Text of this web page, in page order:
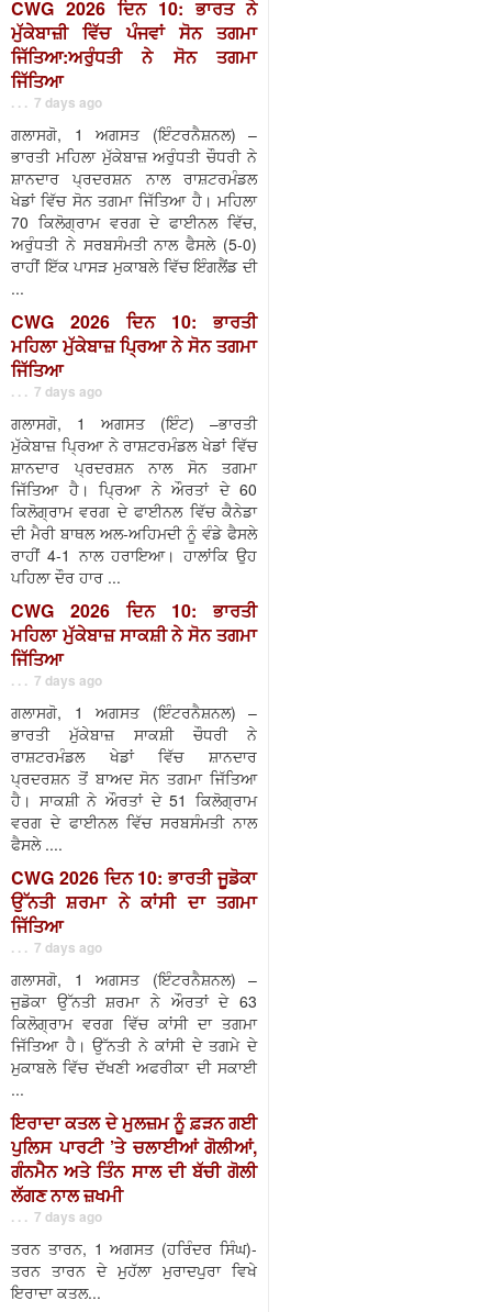
CWG 2026 ਦਿਨ 10: ਭਾਰਤ ਨੇ
ਮੁੱਕੇਬਾਜ਼ੀ ਵਿੱਚ ਪੰਜਵਾਂ ਸੋਨ ਤਗਮਾ
ਜਿੱਤਿਆ:ਅਰੁੰਧਤੀ ਨੇ ਸੋਨ ਤਗਮਾ
ਜਿੱਤਿਆ
. . . 7 days ago
ਗਲਾਸਗੋ, 1 ਅਗਸਤ (ਇੰਟਰਨੈਸ਼ਨਲ) –
ਭਾਰਤੀ ਮਹਿਲਾ ਮੁੱਕੇਬਾਜ਼ ਅਰੁੰਧਤੀ ਚੌਧਰੀ ਨੇ
ਸ਼ਾਨਦਾਰ ਪ੍ਰਦਰਸ਼ਨ ਨਾਲ ਰਾਸ਼ਟਰਮੰਡਲ
ਖੇਡਾਂ ਵਿੱਚ ਸੋਨ ਤਗਮਾ ਜਿੱਤਿਆ ਹੈ। ਮਹਿਲਾ
70 ਕਿਲੋਗ੍ਰਾਮ ਵਰਗ ਦੇ ਫਾਈਨਲ ਵਿੱਚ,
ਅਰੁੰਧਤੀ ਨੇ ਸਰਬਸੰਮਤੀ ਨਾਲ ਫੈਸਲੇ (5-0)
ਰਾਹੀਂ ਇੱਕ ਪਾਸੜ ਮੁਕਾਬਲੇ ਵਿੱਚ ਇੰਗਲੈਂਡ ਦੀ
...
CWG 2026 ਦਿਨ 10: ਭਾਰਤੀ
ਮਹਿਲਾ ਮੁੱਕੇਬਾਜ਼ ਪ੍ਰਿਆ ਨੇ ਸੋਨ ਤਗਮਾ
ਜਿੱਤਿਆ
. . . 7 days ago
ਗਲਾਸਗੋ, 1 ਅਗਸਤ (ਇੰਟ) –ਭਾਰਤੀ
ਮੁੱਕੇਬਾਜ਼ ਪ੍ਰਿਆ ਨੇ ਰਾਸ਼ਟਰਮੰਡਲ ਖੇਡਾਂ ਵਿੱਚ
ਸ਼ਾਨਦਾਰ ਪ੍ਰਦਰਸ਼ਨ ਨਾਲ ਸੋਨ ਤਗਮਾ
ਜਿੱਤਿਆ ਹੈ। ਪ੍ਰਿਆ ਨੇ ਔਰਤਾਂ ਦੇ 60
ਕਿਲੋਗ੍ਰਾਮ ਵਰਗ ਦੇ ਫਾਈਨਲ ਵਿੱਚ ਕੈਨੇਡਾ
ਦੀ ਮੈਰੀ ਬਾਥਲ ਅਲ-ਅਹਿਮਦੀ ਨੂੰ ਵੰਡੇ ਫੈਸਲੇ
ਰਾਹੀਂ 4-1 ਨਾਲ ਹਰਾਇਆ। ਹਾਲਾਂਕਿ ਉਹ
ਪਹਿਲਾ ਦੌਰ ਹਾਰ ...
CWG 2026 ਦਿਨ 10: ਭਾਰਤੀ
ਮਹਿਲਾ ਮੁੱਕੇਬਾਜ਼ ਸਾਕਸ਼ੀ ਨੇ ਸੋਨ ਤਗਮਾ
ਜਿੱਤਿਆ
. . . 7 days ago
ਗਲਾਸਗੋ, 1 ਅਗਸਤ (ਇੰਟਰਨੈਸ਼ਨਲ) –
ਭਾਰਤੀ ਮੁੱਕੇਬਾਜ਼ ਸਾਕਸ਼ੀ ਚੌਧਰੀ ਨੇ
ਰਾਸ਼ਟਰਮੰਡਲ ਖੇਡਾਂ ਵਿੱਚ ਸ਼ਾਨਦਾਰ
ਪ੍ਰਦਰਸ਼ਨ ਤੋਂ ਬਾਅਦ ਸੋਨ ਤਗਮਾ ਜਿੱਤਿਆ
ਹੈ। ਸਾਕਸ਼ੀ ਨੇ ਔਰਤਾਂ ਦੇ 51 ਕਿਲੋਗ੍ਰਾਮ
ਵਰਗ ਦੇ ਫਾਈਨਲ ਵਿੱਚ ਸਰਬਸੰਮਤੀ ਨਾਲ
ਫੈਸਲੇ ....
CWG 2026 ਦਿਨ 10: ਭਾਰਤੀ ਜੂਡੋਕਾ
ਉੱਨਤੀ ਸ਼ਰਮਾ ਨੇ ਕਾਂਸੀ ਦਾ ਤਗਮਾ
ਜਿੱਤਿਆ
. . . 7 days ago
ਗਲਾਸਗੋ, 1 ਅਗਸਤ (ਇੰਟਰਨੈਸ਼ਨਲ) –
ਜੁਡੋਕਾ ਉੱਨਤੀ ਸ਼ਰਮਾ ਨੇ ਔਰਤਾਂ ਦੇ 63
ਕਿਲੋਗ੍ਰਾਮ ਵਰਗ ਵਿੱਚ ਕਾਂਸੀ ਦਾ ਤਗਮਾ
ਜਿੱਤਿਆ ਹੈ। ਉੱਨਤੀ ਨੇ ਕਾਂਸੀ ਦੇ ਤਗਮੇ ਦੇ
ਮੁਕਾਬਲੇ ਵਿੱਚ ਦੱਖਣੀ ਅਫਰੀਕਾ ਦੀ ਸਕਾਈ
...
ਇਰਾਦਾ ਕਤਲ ਦੇ ਮੁਲਜ਼ਮ ਨੂੰ ਫ਼ੜਨ ਗਈ
ਪੁਲਿਸ ਪਾਰਟੀ ’ਤੇ ਚਲਾਈਆਂ ਗੋਲੀਆਂ,
ਗੰਨਮੈਨ ਅਤੇ ਤਿੰਨ ਸਾਲ ਦੀ ਬੱਚੀ ਗੋਲੀ
ਲੱਗਣ ਨਾਲ ਜ਼ਖਮੀ
. . . 7 days ago
ਤਰਨ ਤਾਰਨ, 1 ਅਗਸਤ (ਹਰਿੰਦਰ ਸਿੰਘ)-
ਤਰਨ ਤਾਰਨ ਦੇ ਮੁਹੱਲਾ ਮੁਰਾਦਪੁਰਾ ਵਿਖੇ
ਇਰਾਦਾ ਕਤਲ...